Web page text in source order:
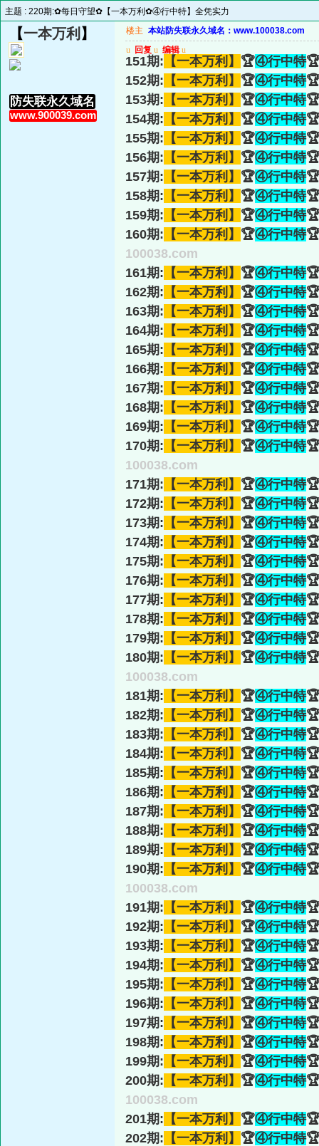
主题 : 220期:✿每日守望✿【一本万利✿④行中特】全凭实力
【一本万利 】
防失联永久域名
www.900039.com
楼主 本站防失联永久域名：www.100038.com
u 回复 u 编辑 u
151期: 【一本万利】 🏆④行中特
152期: 【一本万利】 🏆④行中特
153期: 【一本万利】 🏆④行中特
154期: 【一本万利】 🏆④行中特
155期: 【一本万利】 🏆④行中特
156期: 【一本万利】 🏆④行中特
157期: 【一本万利】 🏆④行中特
158期: 【一本万利】 🏆④行中特
159期: 【一本万利】 🏆④行中特
160期: 【一本万利】 🏆④行中特
100038.com
161期: 【一本万利】 🏆④行中特
162期: 【一本万利】 🏆④行中特
163期: 【一本万利】 🏆④行中特
164期: 【一本万利】 🏆④行中特
165期: 【一本万利】 🏆④行中特
166期: 【一本万利】 🏆④行中特
167期: 【一本万利】 🏆④行中特
168期: 【一本万利】 🏆④行中特
169期: 【一本万利】 🏆④行中特
170期: 【一本万利】 🏆④行中特
100038.com
171期: 【一本万利】 🏆④行中特
172期: 【一本万利】 🏆④行中特
173期: 【一本万利】 🏆④行中特
174期: 【一本万利】 🏆④行中特
175期: 【一本万利】 🏆④行中特
176期: 【一本万利】 🏆④行中特
177期: 【一本万利】 🏆④行中特
178期: 【一本万利】 🏆④行中特
179期: 【一本万利】 🏆④行中特
180期: 【一本万利】 🏆④行中特
100038.com
181期: 【一本万利】 🏆④行中特
182期: 【一本万利】 🏆④行中特
183期: 【一本万利】 🏆④行中特
184期: 【一本万利】 🏆④行中特
185期: 【一本万利】 🏆④行中特
186期: 【一本万利】 🏆④行中特
187期: 【一本万利】 🏆④行中特
188期: 【一本万利】 🏆④行中特
189期: 【一本万利】 🏆④行中特
190期: 【一本万利】 🏆④行中特
100038.com
191期: 【一本万利】 🏆④行中特
192期: 【一本万利】 🏆④行中特
193期: 【一本万利】 🏆④行中特
194期: 【一本万利】 🏆④行中特
195期: 【一本万利】 🏆④行中特
196期: 【一本万利】 🏆④行中特
197期: 【一本万利】 🏆④行中特
198期: 【一本万利】 🏆④行中特
199期: 【一本万利】 🏆④行中特
200期: 【一本万利】 🏆④行中特
100038.com
201期: 【一本万利】 🏆④行中特
202期: 【一本万利】 🏆④行中特